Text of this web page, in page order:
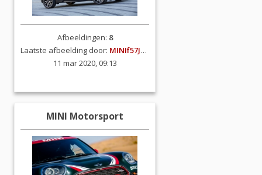
Afbeeldingen: 8
Laatste afbeelding door: MINIf57JCW
11 mar 2020, 09:13
MINI Motorsport